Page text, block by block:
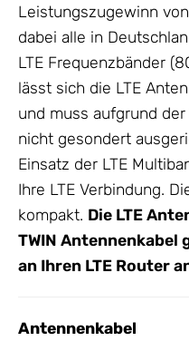
Leistungszugewinn
dabei alle in
LTE Frequenzbänder
lässt sich die LTE
und muss aufgrund
nicht gesondert
Einsatz der LTE
Ihre LTE Verbindung.
kompakt. Die LTE
TWIN Antennenkabel
an Ihren LTE Router
Antennenkabel